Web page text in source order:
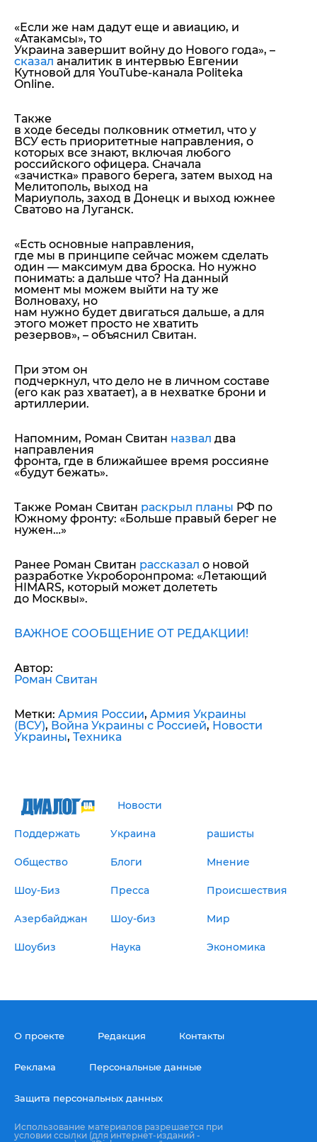
«Если же нам дадут еще и авиацию, и
«Атакамсы», то
Украина завершит войну до Нового года», –
сказал аналитик в интервью Евгении
Кутновой для YouTube-канала Politeka
Online.
Также
в ходе беседы полковник отметил, что у
ВСУ есть приоритетные направления, о
которых все знают, включая любого
российского офицера. Сначала
«зачистка» правого берега, затем выход на
Мелитополь, выход на
Мариуполь, заход в Донецк и выход южнее
Сватово на Луганск.
«Есть основные направления,
где мы в принципе сейчас можем сделать
один — максимум два броска. Но нужно
понимать: а дальше что? На данный
момент мы можем выйти на ту же
Волноваху, но
нам нужно будет двигаться дальше, а для
этого может просто не хватить
резервов», – объяснил Свитан.
При этом он
подчеркнул, что дело не в личном составе
(его как раз хватает), а в нехватке брони и
артиллерии.
Напомним, Роман Свитан назвал два
направления
фронта, где в ближайшее время россияне
«будут бежать».
Также Роман Свитан раскрыл планы РФ по
Южному фронту: «Больше правый берег не
нужен…»
Ранее Роман Свитан рассказал о новой
разработке Укроборонпрома: «Летающий
HIMARS, который может долететь
до Москвы».
ВАЖНОЕ СООБЩЕНИЕ ОТ РЕДАКЦИИ!
Автор:
Роман Свитан
Метки: Армия России, Армия Украины
(ВСУ), Война Украины с Россией, Новости
Украины, Техника
Новости
Поддержать Украина рашисты
Общество Блоги Мнение
Шоу-Биз Пресса Происшествия
Азербайджан Шоу-биз Мир
Шоубиз Наука Экономика
О проекте Редакция Контакты
Реклама Персональные данные
Защита персональных данных
Использование материалов разрешается при
условии ссылки (для интернет-изданий -